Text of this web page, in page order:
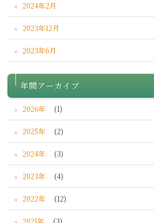
2024年2月
2023年12月
2023年6月
年間アーカイブ
2026年 (1)
2025年 (2)
2024年 (3)
2023年 (4)
2022年 (12)